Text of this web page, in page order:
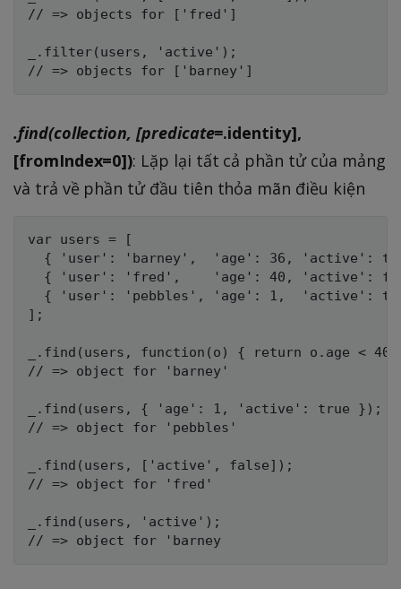
// => objects for ['fred']
_.filter(users, 'active');
.find(collection, [predicate=.identity],
[fromIndex=0]): Lặp lại tất cả phần tử của mảng
và trả về phần tử đầu tiên thỏa mãn điều kiện
var users = [
{ 'user': 'barney',  'age': 36, 'active':
{ 'user': 'fred',    'age': 40, 'active':
{ 'user': 'pebbles', 'age': 1,  'active':
];
_.find(users, function(o) { return o.age <
// => object for 'barney'
_.find(users, { 'age': 1, 'active': true });
// => object for 'pebbles'
_.find(users, ['active', false]);
// => object for 'fred'
_.find(users, 'active');